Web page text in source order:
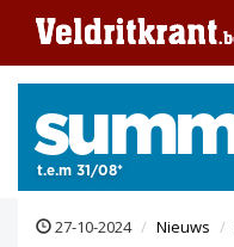
27-10-2024 Nieuws